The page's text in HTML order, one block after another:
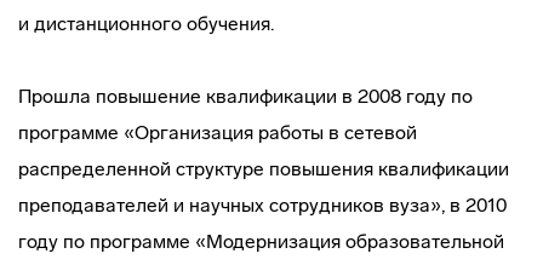
и дистанционного обучения.
Прошла повышение квалификации в 2008 году по
программе «Организация работы в сетевой
распределенной структуре повышения квалификации
преподавателей и научных сотрудников вуза», в 2010
году по программе «Модернизация образовательной